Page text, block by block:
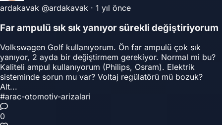
ardakavak @ardakavak · 1 yıl önce
Far ampulü sık sık yanıyor sürekli değiştiriyorum
Volkswagen Golf kullanıyorum. Ön far ampulü çok sık
yanıyor, 2 ayda bir değiştirmem gerekiyor. Normal mi bu?
Kaliteli ampul kullanıyorum (Philips, Osram). Elektrik
sisteminde sorun mu var? Voltaj regülatörü mü bozuk?
Alt...
#arac-otomotiv-arizalari
0